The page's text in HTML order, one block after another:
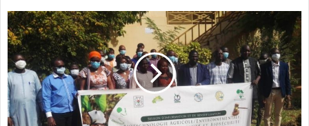
2
0
2
0
a
u
B
u
B
u
r
k
i
n
a
F